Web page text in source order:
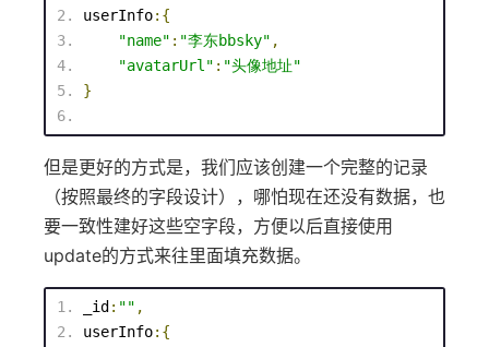
userInfo:{
"name" : "李东bbsky" ,
"avatarUrl" : "头像地址"
}
但是更好的方式是，我们应该创建一个完整的记录
（按照最终的字段设计），哪怕现在还没有数据，也
要一致性建好这些空字段，方便以后直接使用
update的方式来往里面填充数据。
_id : "" ,
userInfo:{